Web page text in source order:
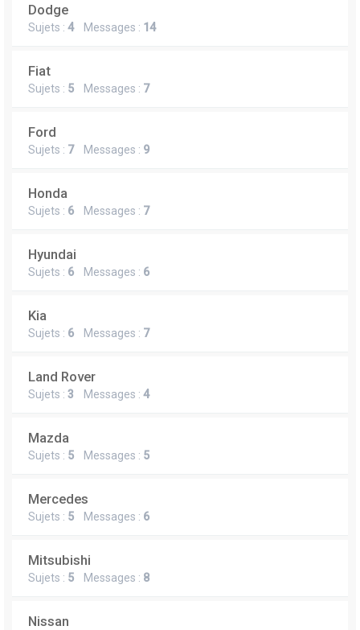
Dodge
Sujets : 4Messages : 14
Fiat
Sujets : 5 Messages : 7
Ford
Sujets : 7Messages : 9
Honda
Sujets : 6 Messages : 7
Hyundai
Sujets : 6 Messages : 6
Kia
Sujets : 6 Messages : 7
Land Rover
Sujets : 3 Messages : 4
Mazda
Sujets : 5 Messages : 5
Mercedes
Sujets : 5 Messages : 6
Mitsubishi
Sujets : 5 Messages : 8
Nissan